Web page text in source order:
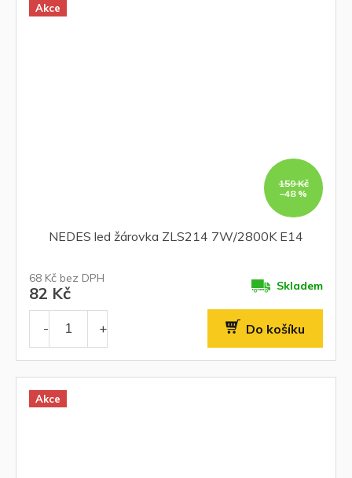
Akce
159 Kč
–48 %
NEDES led žárovka ZLS214 7W/2800K E14
68 Kč bez DPH
82 Kč Skladem
Do košíku
Akce